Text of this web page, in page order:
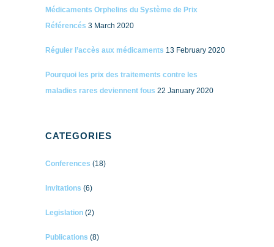
Médicaments Orphelins du Système de Prix
Référencés 3 March 2020
Réguler l’accès aux médicaments 13 February 2020
Pourquoi les prix des traitements contre les
maladies rares deviennent fous 22 January 2020
CATEGORIES
Conferences (18)
Invitations (6)
Legislation (2)
Publications (8)